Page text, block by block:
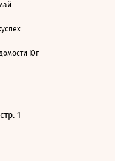
Юг
1